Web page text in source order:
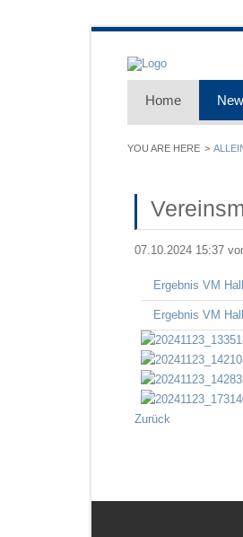
Home
07.10.2024 15:37
Ergebnis VM
Ergebnis VM
Zurück